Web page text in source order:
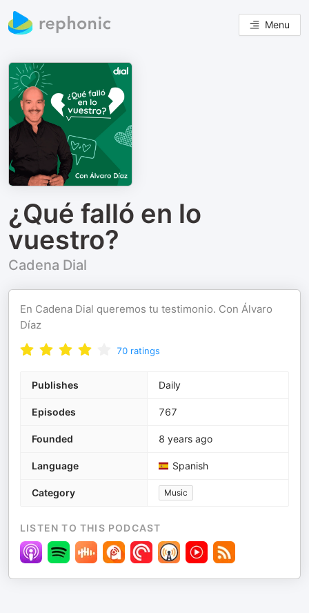
Menu
¿Qué falló en lo
vuestro?
Cadena Dial
En Cadena Dial queremos tu testimonio. Con Álvaro
Díaz
70 ratings
Publishes Daily
Episodes 767
Founded 8 years ago
Language Spanish
Category Music
LISTEN TO THIS PODCAST